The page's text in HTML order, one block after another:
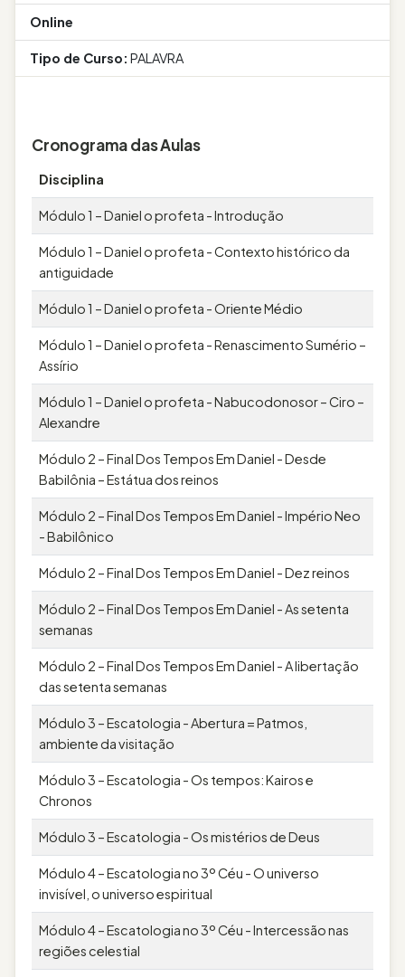
Online
Tipo de Curso: PALAVRA
Cronograma das Aulas
Disciplina
Módulo 1 – Daniel o profeta - Introdução
Módulo 1 – Daniel o profeta - Contexto histórico da
antiguidade
Módulo 1 – Daniel o profeta - Oriente Médio
Módulo 1 – Daniel o profeta - Renascimento Sumério –
Assírio
Módulo 1 – Daniel o profeta - Nabucodonosor – Ciro –
Alexandre
Módulo 2 – Final Dos Tempos Em Daniel - Desde
Babilônia – Estátua dos reinos
Módulo 2 – Final Dos Tempos Em Daniel - Império Neo
- Babilônico
Módulo 2 – Final Dos Tempos Em Daniel - Dez reinos
Módulo 2 – Final Dos Tempos Em Daniel - As setenta
semanas
Módulo 2 – Final Dos Tempos Em Daniel - A libertação
das setenta semanas
Módulo 3 – Escatologia - Abertura = Patmos,
ambiente da visitação
Módulo 3 – Escatologia - Os tempos: Kairos e
Chronos
Módulo 3 – Escatologia - Os mistérios de Deus
Módulo 4 – Escatologia no 3º Céu - O universo
invisível, o universo espiritual
Módulo 4 – Escatologia no 3º Céu - Intercessão nas
regiões celestial